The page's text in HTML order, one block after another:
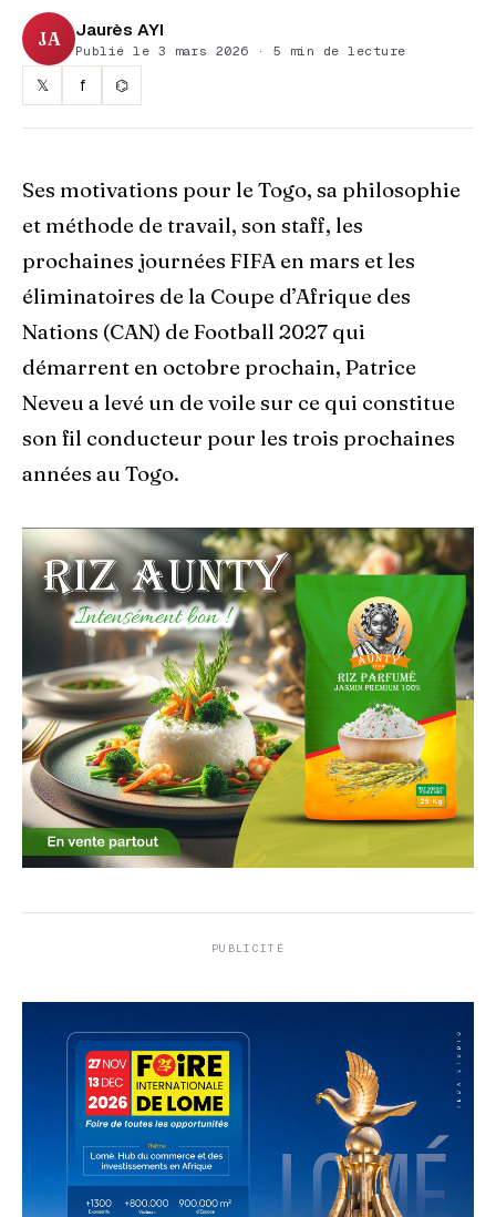
JA Jaurès AYI
Publié le 3 mars 2026 · 5 min de lecture
𝕏 f ⌬
Ses motivations pour le Togo, sa philosophie
et méthode de travail, son staff, les
prochaines journées FIFA en mars et les
éliminatoires de la Coupe d’Afrique des
Nations (CAN) de Football 2027 qui
démarrent en octobre prochain, Patrice
Neveu a levé un de voile sur ce qui constitue
son fil conducteur pour les trois prochaines
années au Togo.
PUBLICITÉ